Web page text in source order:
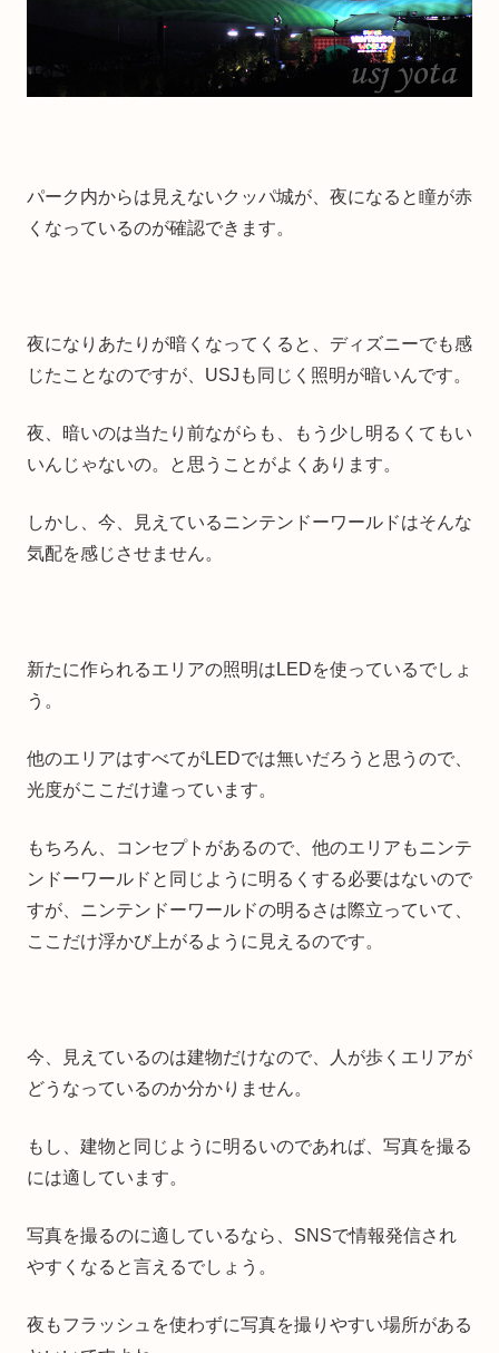
パーク内からは見えないクッパ城が、夜になると瞳が赤
くなっているのが確認できます。
夜になりあたりが暗くなってくると、ディズニーでも感
じたことなのですが、USJも同じく照明が暗いんです。
夜、暗いのは当たり前ながらも、もう少し明るくてもい
いんじゃないの。と思うことがよくあります。
しかし、今、見えているニンテンドーワールドはそんな
気配を感じさせません。
新たに作られるエリアの照明はLEDを使っているでしょ
う。
他のエリアはすべてがLEDでは無いだろうと思うので、
光度がここだけ違っています。
もちろん、コンセプトがあるので、他のエリアもニンテ
ンドーワールドと同じように明るくする必要はないので
すが、ニンテンドーワールドの明るさは際立っていて、
ここだけ浮かび上がるように見えるのです。
今、見えているのは建物だけなので、人が歩くエリアが
どうなっているのか分かりません。
もし、建物と同じように明るいのであれば、写真を撮る
には適しています。
写真を撮るのに適しているなら、SNSで情報発信され
やすくなると言えるでしょう。
夜もフラッシュを使わずに写真を撮りやすい場所がある